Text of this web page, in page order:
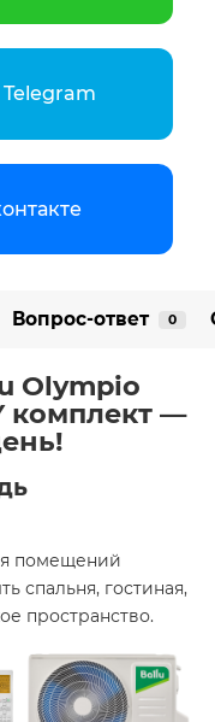
Telegram
Вопрос-ответ 0
Olympio
комплект —
помещений
спальня, гостиная,
пространство.​